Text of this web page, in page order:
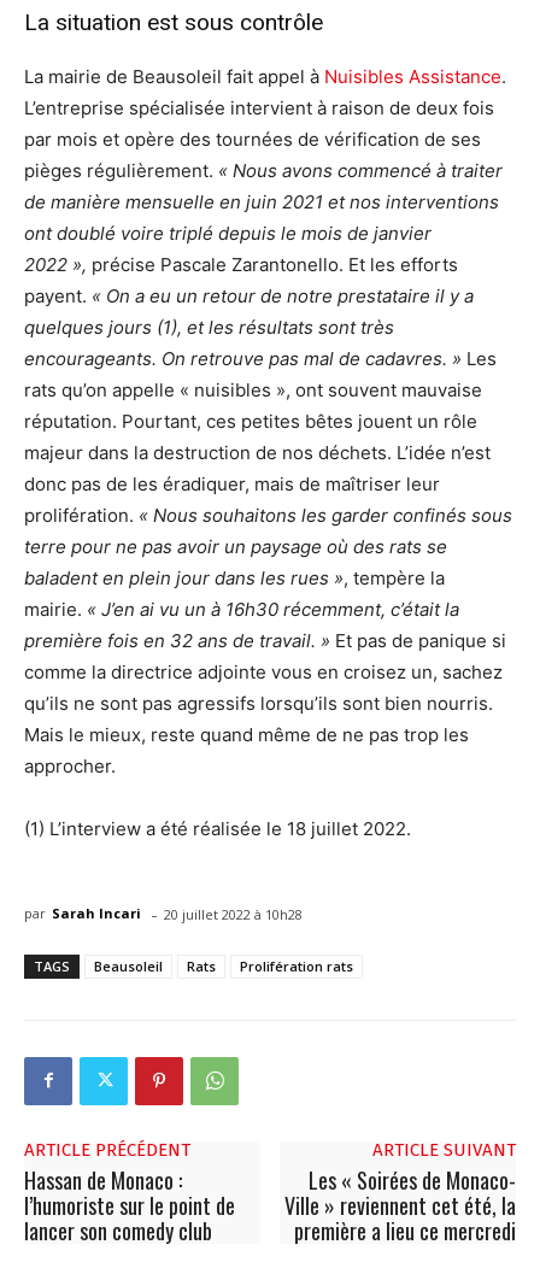
La situation est sous contrôle
La mairie de Beausoleil fait appel à Nuisibles Assistance.
L’entreprise spécialisée intervient à raison de deux fois
par mois et opère des tournées de vérification de ses
pièges régulièrement. « Nous avons commencé à traiter
de manière mensuelle en juin 2021 et nos interventions
ont doublé voire triplé depuis le mois de janvier
2022 », précise Pascale Zarantonello. Et les efforts
payent. « On a eu un retour de notre prestataire il y a
quelques jours (1), et les résultats sont très
encourageants. On retrouve pas mal de cadavres. » Les
rats qu’on appelle « nuisibles », ont souvent mauvaise
réputation. Pourtant, ces petites bêtes jouent un rôle
majeur dans la destruction de nos déchets. L’idée n’est
donc pas de les éradiquer, mais de maîtriser leur
prolifération. « Nous souhaitons les garder confinés sous
terre pour ne pas avoir un paysage où des rats se
baladent en plein jour dans les rues », tempère la
mairie. « J’en ai vu un à 16h30 récemment, c’était la
première fois en 32 ans de travail. » Et pas de panique si
comme la directrice adjointe vous en croisez un, sachez
qu’ils ne sont pas agressifs lorsqu’ils sont bien nourris.
Mais le mieux, reste quand même de ne pas trop les
approcher.
(1) L’interview a été réalisée le 18 juillet 2022.
par Sarah Incari - 20 juillet 2022 à 10h28
TAGS Beausoleil Rats Prolifération rats
ARTICLE PRÉCÉDENT
Hassan de Monaco :
l’humoriste sur le point de
lancer son comedy club
ARTICLE SUIVANT
Les « Soirées de Monaco-
Ville » reviennent cet été, la
première a lieu ce mercredi